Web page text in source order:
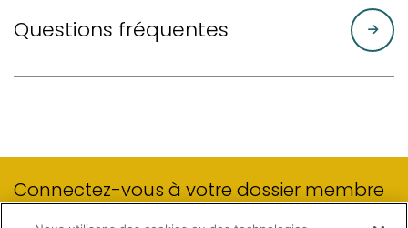
Questions fréquentes
Connectez-vous à votre dossier membre